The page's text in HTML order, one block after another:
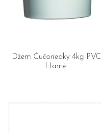
Džem Čučoriedky 4kg PVC
Hamé